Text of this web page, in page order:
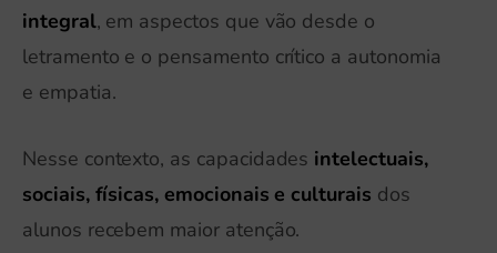
integral, em aspectos que vão desde o
letramento e o pensamento crítico a autonomia
e empatia.
Nesse contexto, as capacidades intelectuais,
sociais, físicas, emocionais e culturais dos
alunos recebem maior atenção.